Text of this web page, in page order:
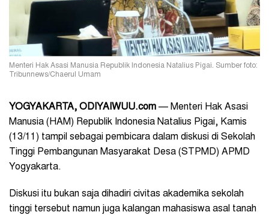
Menteri Hak Asasi Manusia Republik Indonesia Natalius Pigai. Sumber foto:
Tribunnews/Chaerul Umam
YOGYAKARTA, ODIYAIWUU.com — Menteri Hak Asasi
Manusia (HAM) Republik Indonesia Natalius Pigai, Kamis
(13/11) tampil sebagai pembicara dalam diskusi di Sekolah
Tinggi Pembangunan Masyarakat Desa (STPMD) APMD
Yogyakarta.
Diskusi itu bukan saja dihadiri civitas akademika sekolah
tinggi tersebut namun juga kalangan mahasiswa asal tanah